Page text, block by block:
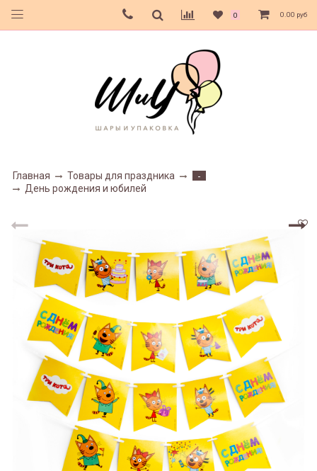
0 0.00 руб
Главная Товары для праздника
-
День рождения и юбилей